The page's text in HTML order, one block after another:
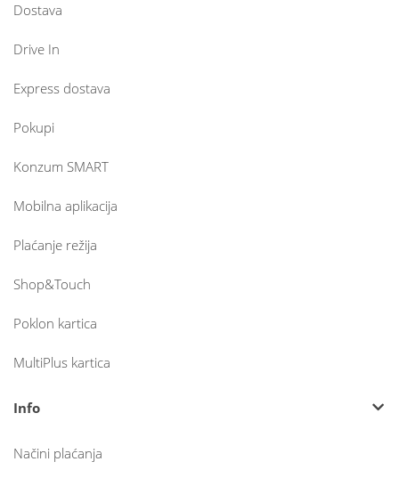
Dostava
Drive In
Express dostava
Pokupi
Konzum SMART
Mobilna aplikacija
Plaćanje režija
Shop&Touch
Poklon kartica
MultiPlus kartica
Info
Načini plaćanja